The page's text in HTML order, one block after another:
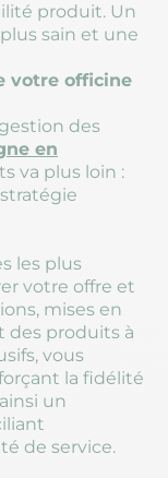
produit. Un
sain et une
votre officine
des
en
va plus loin :
les plus
votre offre et
mises en
des produits à
vous
la fidélité
un
de service.